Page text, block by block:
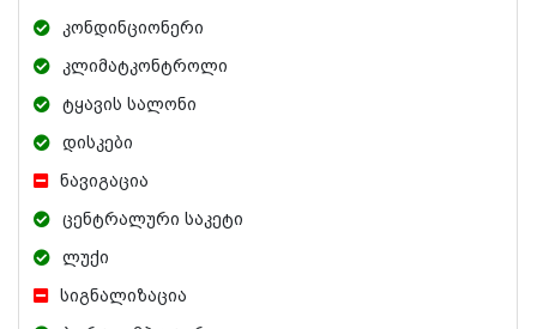
კონდინციონერი
კლიმატკონტროლი
ტყავის სალონი
დისკები
ნავიგაცია
ცენტრალური საკეტი
ლუქი
სიგნალიზაცია